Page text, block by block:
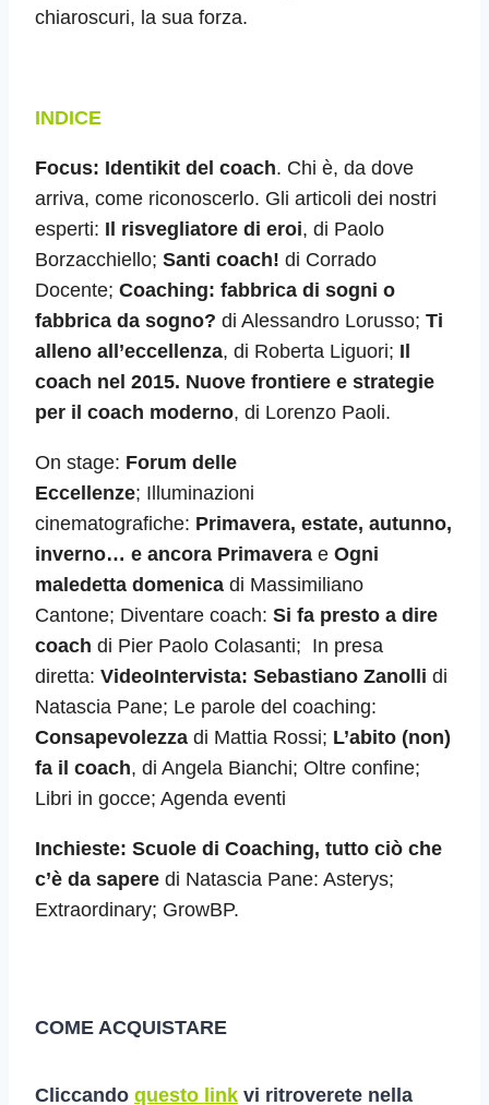
chiaroscuri, la sua forza.
INDICE
Focus: Identikit del coach. Chi è, da dove
arriva, come riconoscerlo. Gli articoli dei nostri
esperti: Il risvegliatore di eroi, di Paolo
Borzacchiello; Santi coach! di Corrado
Docente; Coaching: fabbrica di sogni o
fabbrica da sogno? di Alessandro Lorusso; Ti
alleno all’eccellenza, di Roberta Liguori; Il
coach nel 2015. Nuove frontiere e strategie
per il coach moderno, di Lorenzo Paoli.
On stage: Forum delle
Eccellenze; Illuminazioni
cinematografiche: Primavera, estate, autunno,
inverno… e ancora Primavera e Ogni
maledetta domenica di Massimiliano
Cantone; Diventare coach: Si fa presto a dire
coach di Pier Paolo Colasanti; In presa
diretta: VideoIntervista: Sebastiano Zanolli di
Natascia Pane; Le parole del coaching:
Consapevolezza di Mattia Rossi; L’abito (non)
fa il coach, di Angela Bianchi; Oltre confine;
Libri in gocce; Agenda eventi
Inchieste: Scuole di Coaching, tutto ciò che
c’è da sapere di Natascia Pane: Asterys;
Extraordinary; GrowBP.
COME ACQUISTARE
Cliccando questo link vi ritroverete nella